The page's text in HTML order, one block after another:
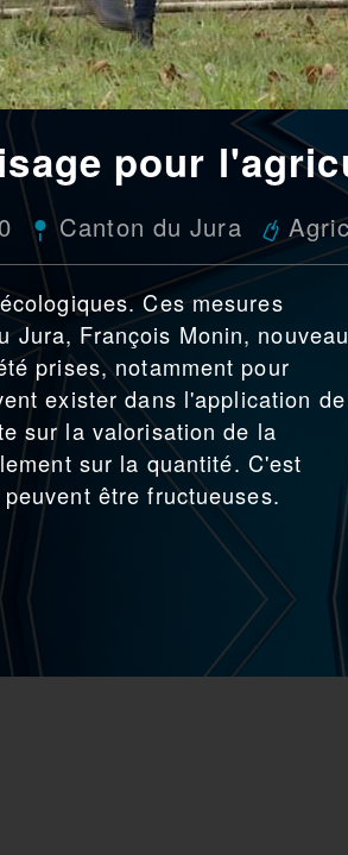
pour
Canton du Jura
Ces mesures
Jura, François Monin, nouveau
prises, notamment pour
exister dans l'application de
sur la valorisation de la
sur la quantité. C'est
être fructueuses.